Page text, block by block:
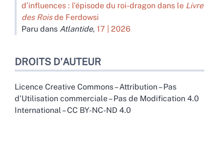
d’influences : l’épisode du roi-dragon dans le Livre
des Roisde Ferdowsi
Paru dans Atlantide, 17 | 2026
DROITS D'AUTEUR
Licence Creative Commons – Attribution – Pas
d’Utilisation commerciale – Pas de Modification 4.0
International – CC BY-NC-ND 4.0